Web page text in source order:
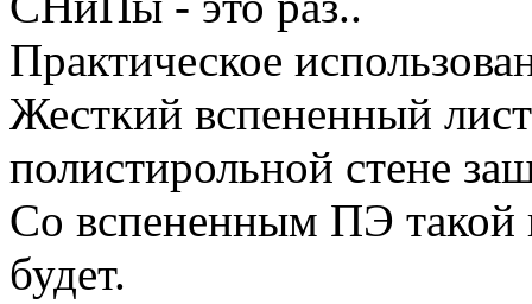
Практическое
Жесткий вспененный
полистирольной стене
Со вспененным ПЭ такой
будет.